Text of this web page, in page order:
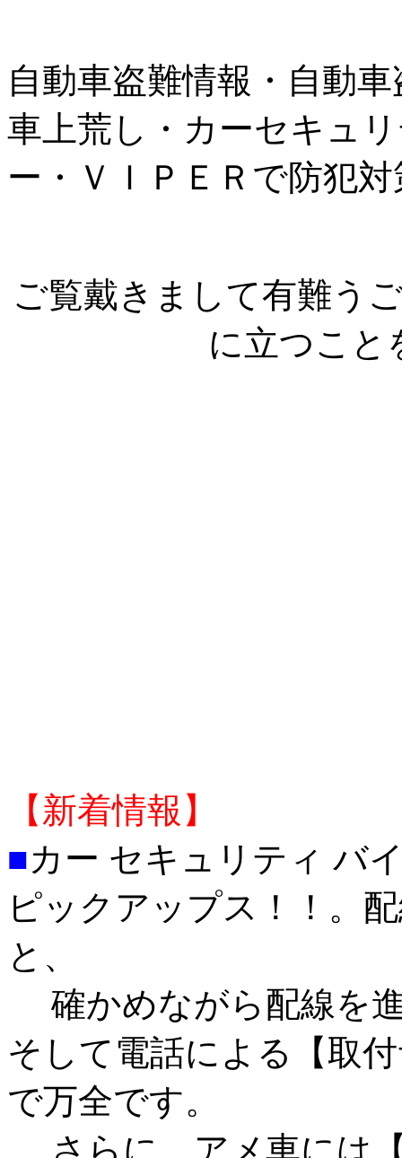
自動車盗難情報・自動
車上荒し・カーセキュ
ー・ＶＩＰＥＲで防犯
ご覧戴きまして有難う
に立つこと
【新着情報】
■カー セキュリティ バ
ピックアップス！！。
と、
確かめながら配線を
そして電話による【取
で万全です。
さらに、アメ車には